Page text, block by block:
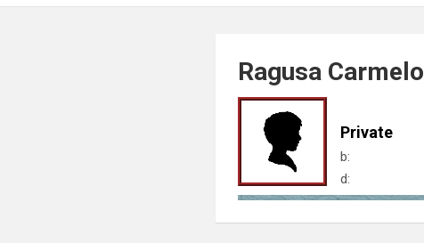
Ragusa Carmelo
Private
b:
d: